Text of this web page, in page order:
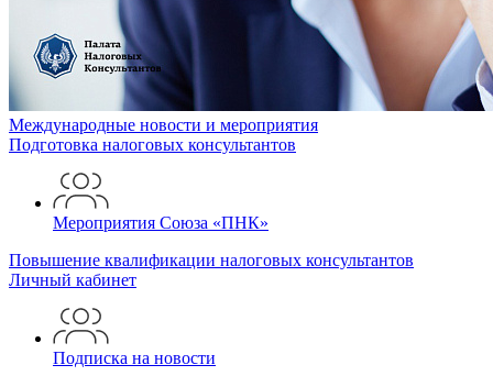
Международные новости и мероприятия
Подготовка налоговых консультантов
Мероприятия Союза «ПНК»
Повышение квалификации налоговых консультантов
Личный кабинет
Подписка на новости